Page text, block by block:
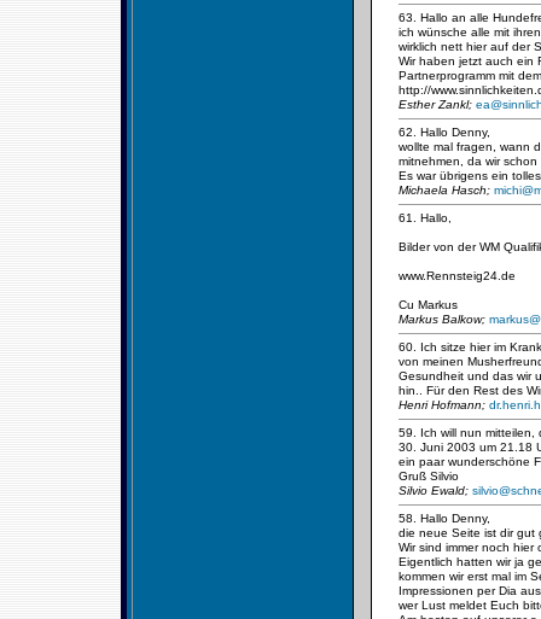
63. Hallo an alle
ich wünsche alle mit
wirklich nett hier auf der
Wir haben jetzt auch ein
Partnerprogramm mit
http://
Esther Zankl;
62. Hallo Denny,
wollte mal fragen, wann
mitnehmen, da wir
Es war übrigens ein
Michaela Hasch;
61. Hallo,
Bilder von der WM
www.Rennsteig24.de
Cu Markus
Markus Balkow;
60. Ich sitze hier im
von meinen
Gesundheit und das wir
hin.. Für den Rest des
Henri Hofmann;
59. Ich will nun mitteilen,
30. Juni 2003 um 21.18
ein paar wunderschöne
Gruß Silvio
Silvio Ewald;
58. Hallo Denny,
die neue Seite ist dir gut
Wir sind immer noch
Eigentlich hatten wir ja
kommen wir erst mal im
Impressionen per Dia
wer Lust meldet Euch